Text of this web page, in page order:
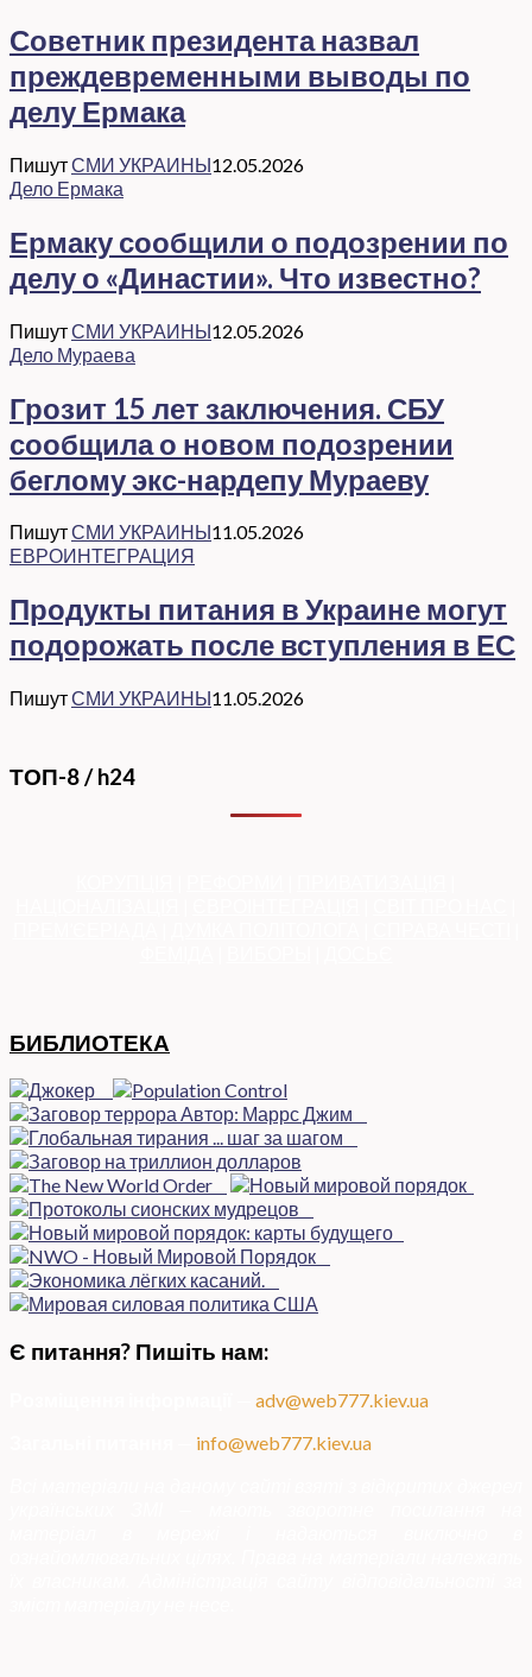
Советник президента назвал
преждевременными выводы по
делу Ермака
ПишутСМИ УКРАИНЫ12.05.2026
Дело Ермака
Ермаку сообщили о подозрении по
делу о «Династии». Что известно?
ПишутСМИ УКРАИНЫ12.05.2026
Дело Мураева
Грозит 15 лет заключения. СБУ
сообщила о новом подозрении
беглому экс-нардепу Мураеву
ПишутСМИ УКРАИНЫ11.05.2026
ЕВРОИНТЕГРАЦИЯ
Продукты питания в Украине могут
подорожать после вступления в ЕС
ПишутСМИ УКРАИНЫ11.05.2026
ТОП-8 / h24
БИБЛИОТЕКА
Є питання? Пишіть нам:
adv@web777.kiev.ua
info@web777.kiev.ua